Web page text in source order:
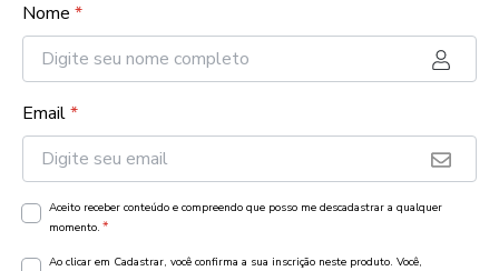
Nome *
Email*
Aceito receber conteúdo e compreendo que posso me descadastrar a qualquer
momento. *
Ao clicar em Cadastrar, você confirma a sua inscrição neste produto. Você,